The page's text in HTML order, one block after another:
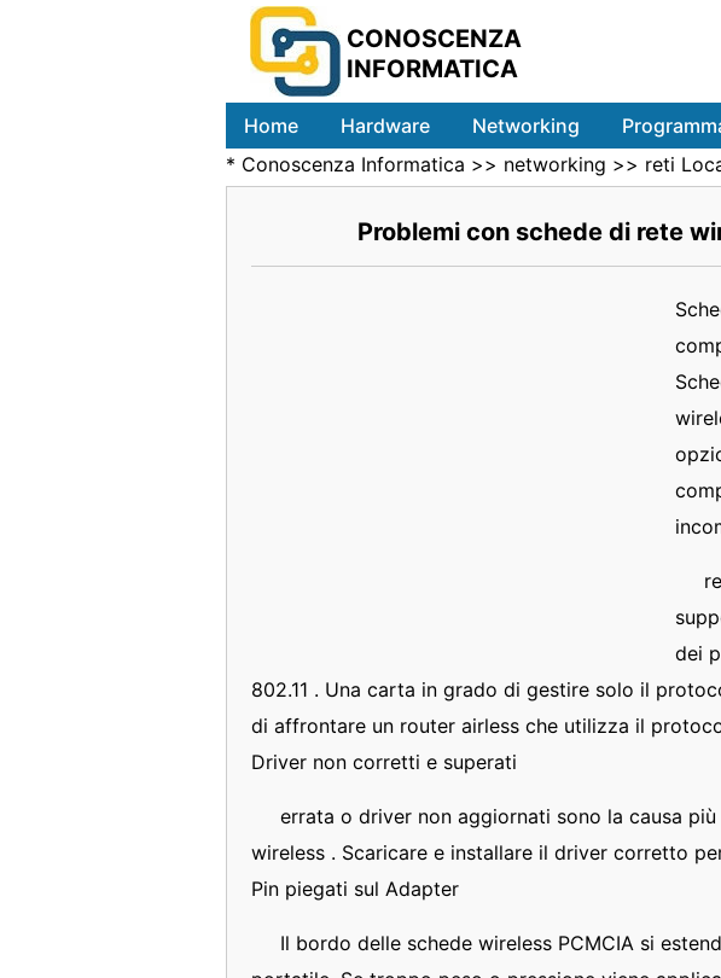
CONOSCENZA
INFORMATICA
Home Hardware Networking
* Conoscenza Informatica >> networking >> reti
Problemi con schede di rete
dei
802.11 . Una carta in grado di gestire solo il
di affrontare un router airless che utilizza il
Driver non corretti e superati
errata o driver non aggiornati sono la causa
wireless . Scaricare e installare il driver corretto
Pin piegati sul Adapter
Il bordo delle schede wireless PCMCIA si